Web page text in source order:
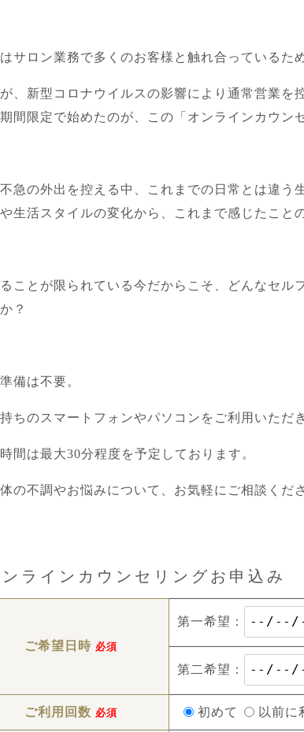
サロン業務で多くのお客様と触れ合っているた
、新型コロナウイルスの影響により通常営業
間限定で始めたのが、この「オンラインカウン
急の外出を控える中、これまでの日常とは違う
生活スタイルの変化から、これまで感じたこと
ことが限られている今だからこそ、どんなセル
？
備は不要。
ちのスマートフォンやパソコンをご利用いただ
間は最大30分程度を予定しております。
の不調やお悩みについて、お気軽にご相談くだ
ラインカウンセリングお申込み
ご希望日時 必須
第一希望：
第二希望：
ご利用回数 必須 初めて 以前に